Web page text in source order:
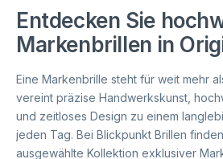
Entdecken Sie
Markenbrillen in
Eine Markenbrille steht für weit mehr
vereint präzise Handwerkskunst,
und zeitloses Design zu einem
jeden Tag. Bei Blickpunkt Brillen
ausgewählte Kollektion exklusiver